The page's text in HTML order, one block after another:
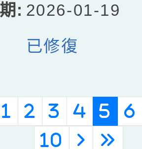
2026-01-19
已修復
1 2 3 4 5
6
10
› »